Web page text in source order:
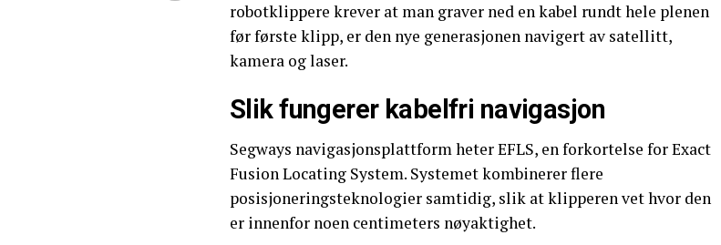
robotklippere krever at man graver ned en kabel rundt hele plenen
før første klipp, er den nye generasjonen navigert av satellitt,
kamera og laser.
Slik fungerer kabelfri navigasjon
Segways navigasjonsplattform heter EFLS, en forkortelse for Exact
Fusion Locating System. Systemet kombinerer flere
posisjoneringsteknologier samtidig, slik at klipperen vet hvor den
er innenfor noen centimeters nøyaktighet.